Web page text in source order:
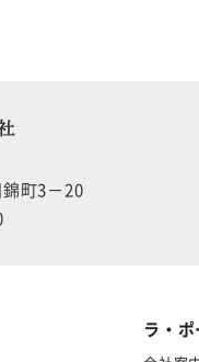
町3－20
ラ・